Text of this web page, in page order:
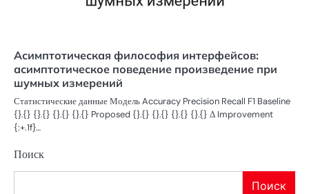
Асимптотическая философия интерфейсов:
асимптотическое поведение произведение при
шумных измерений
Статистические данные Модель Accuracy Precision Recall F1 Baseline
{}.{} {}.{} {}.{} {}.{} Proposed {}.{} {}.{} {}.{} {}.{} Δ Improvement
{:+.1f}…
Поиск
Поиск